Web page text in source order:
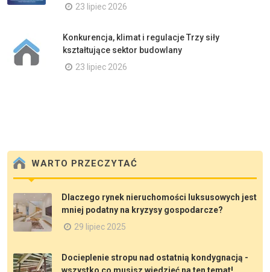
23 lipiec 2026
Konkurencja, klimat i regulacje Trzy siły
kształtujące sektor budowlany
23 lipiec 2026
WARTO PRZECZYTAĆ
Dlaczego rynek nieruchomości luksusowych jest
mniej podatny na kryzysy gospodarcze?
29 lipiec 2025
Docieplenie stropu nad ostatnią kondygnacją -